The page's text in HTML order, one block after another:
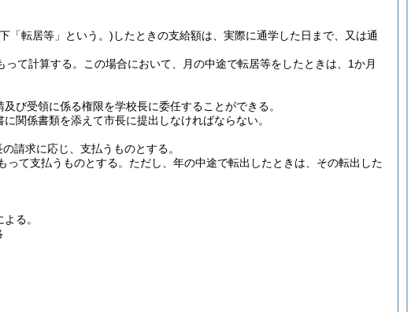
「転居等」という。) したときの支給額は、実際に通学した日まで、又は通
て計算する。
この場合において、月の中途で転居等をしたときは、1か月
び受領に係る権限を学校長に委任することができる。
関係書類を添えて市長に提出しなければならない。
請求に応じ、支払うものとする。
て支払うものとする。 ただし、年の中途で転出したときは、その転出した
る。